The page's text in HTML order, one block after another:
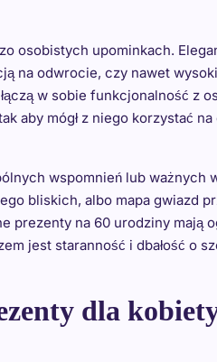
osobistych upominkach.
na odwrocie, czy nawet
w sobie funkcjonalność z
aby mógł z niego korzystać
wspomnień lub ważnych
bliskich, albo mapa gwiazd
prezenty na 60 urodziny mają
jest staranność i dbałość o
dla